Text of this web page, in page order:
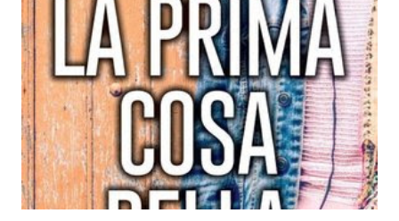
Frankenstein Un libro da cui è stato tratto un film \
Frankenstein Il prossimo mese dovrei spuntare più
obiettivi secondo i miei piani di lettura 😂 Adesso facciamo
due calcoli! Chi ha letto il maggior numero di libri? Sara
Sara con ben 24 letture ! Chi ha completato il maggior
numero di obiettivi? Sara Sara con 131\200 obiettivi (ho
escluso quelli che prevedono la lettu...